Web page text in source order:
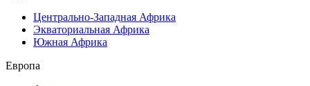
Центрально-Западная Африка
Экваториальная Африка
Южная Африка
Европа